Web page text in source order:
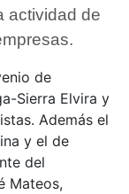
actividad de
de
Sierra Elvira y
Además el
y el de
del
Mateos,